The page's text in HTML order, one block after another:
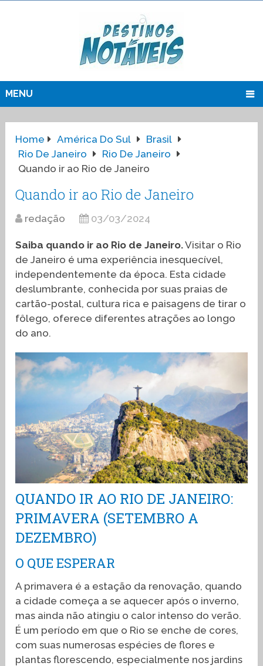
MENU
Home América Do Sul
Brasil
Rio De Janeiro
Rio De Janeiro
Quando ir ao Rio de Janeiro
Quando ir ao Rio de Janeiro
redação 03/03/2024
Saiba quando ir ao Rio de Janeiro.Visitar o Rio
de Janeiro é uma experiência inesquecível,
independentemente da época. Esta cidade
deslumbrante, conhecida por suas praias de
cartão-postal, cultura rica e paisagens de tirar o
fôlego, oferece diferentes atrações ao longo
do ano.
QUANDO IR AO RIO DE JANEIRO:
PRIMAVERA (SETEMBRO A
DEZEMBRO)
O QUE ESPERAR
A primavera é a estação da renovação, quando
a cidade começa a se aquecer após o inverno,
mas ainda não atingiu o calor intenso do verão.
É um período em que o Rio se enche de cores,
com suas numerosas espécies de flores e
plantas florescendo, especialmente nos jardins